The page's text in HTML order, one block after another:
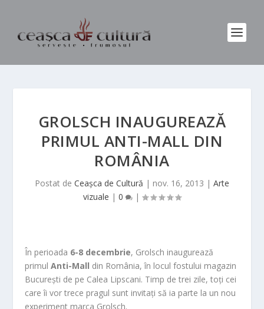
GROLSCH INAUGUREAZĂ
PRIMUL ANTI-MALL DIN
ROMÂNIA
Postat de Ceașca de Cultură | nov. 16, 2013 | Arte
vizuale | 0 |
În perioada 6-8 decembrie, Grolsch inaugurează
primulAnti-Mall din România, în locul fostului magazin
București de pe Calea Lipscani. Timp de trei zile, toți cei
care îi vor trece pragul sunt invitați să ia parte la un nou
experiment marca Grolsch.